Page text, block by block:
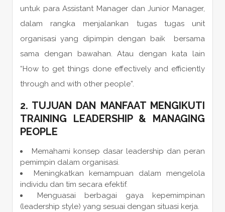
untuk para Assistant Manager dan Junior Manager,
dalam rangka menjalankan tugas tugas unit
organisasi yang dipimpin dengan baik bersama
sama dengan bawahan. Atau dengan kata lain
“How to get things done effectively and efficiently
through and with other people”.
2. TUJUAN DAN MANFAAT MENGIKUTI
TRAINING LEADERSHIP & MANAGING
PEOPLE
Memahami konsep dasar leadership dan peran
pemimpin dalam organisasi.
Meningkatkan kemampuan dalam mengelola
individu dan tim secara efektif.
Menguasai berbagai gaya kepemimpinan
(leadership style) yang sesuai dengan situasi kerja.